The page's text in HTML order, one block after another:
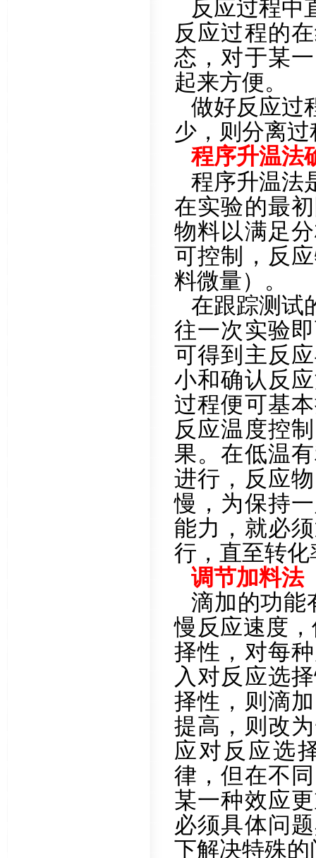
反应过程中
反应过程的
态，对于某
起来方便。
做好反应过
少，则分离
程序升温法
程序升温法
在实验的最
物料以满足
可控制，反
料微量）。
在跟踪测试
往一次实验
可得到主反
小和确认反
过程便可基
反应温度控
果。在低温
进行，反应
慢，为保持
能力，就必
行，直至转
调节加料法
滴加的功能
慢反应速度
择性，对每
入对反应选
择性，则滴
提高，则改
应对反应选
律，但在不
某一种效应
必须具体问
下解决特殊的